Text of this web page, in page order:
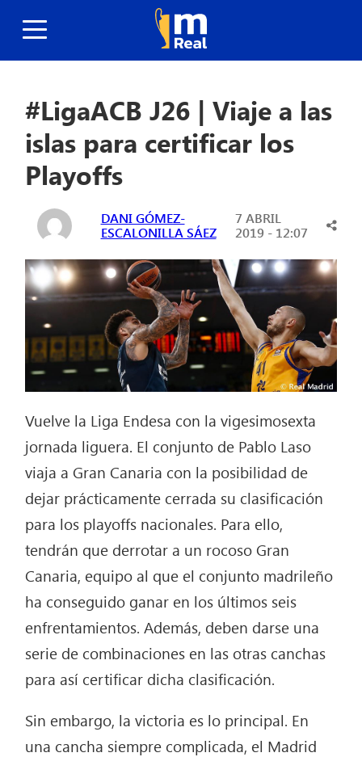
#LigaACB J26 | Viaje a las
islas para certificar los
Playoffs
DANI GÓMEZ-
ESCALONILLA SÁEZ
7 ABRIL
2019 - 12:07
Vuelve la Liga Endesa con la vigesimosexta
jornada liguera. El conjunto de Pablo Laso
viaja a Gran Canaria con la posibilidad de
dejar prácticamente cerrada su clasificación
para los playoffs nacionales. Para ello,
tendrán que derrotar a un rocoso Gran
Canaria, equipo al que el conjunto madrileño
ha conseguido ganar en los últimos seis
enfrentamientos. Además, deben darse una
serie de combinaciones en las otras canchas
para así certificar dicha clasificación.
Sin embargo, la victoria es lo principal. En
una cancha siempre complicada, el Madrid